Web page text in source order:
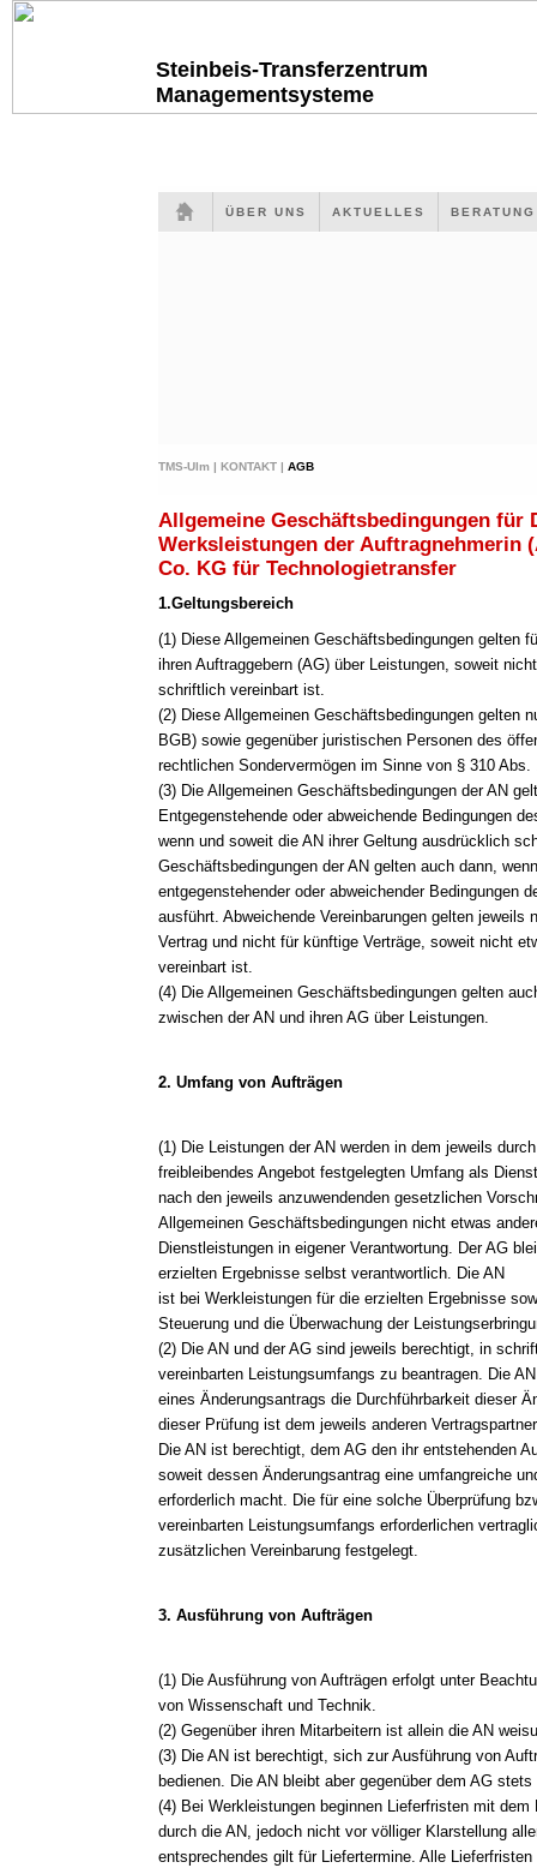
Steinbeis-Transferzentrum
Managementsysteme
ÜBER UNS AKTUELLES
TMS-Ulm | KONTAKT | AGB
Allgemeine Geschäftsbedingungen für
Werksleistungen der Auftragnehmerin
Co. KG für Technologietransfer
1.Geltungsbereich
(1) Diese Allgemeinen Geschäftsbedingungen gelten
ihren Auftraggebern (AG) über Leistungen, soweit
schriftlich vereinbart ist.
(2) Diese Allgemeinen Geschäftsbedingungen gelten
BGB) sowie gegenüber juristischen Personen des
rechtlichen Sondervermögen im Sinne von § 310
(3) Die Allgemeinen Geschäftsbedingungen der AN
Entgegenstehende oder abweichende Bedingungen
wenn und soweit die AN ihrer Geltung ausdrücklich
Geschäftsbedingungen der AN gelten auch dann,
entgegenstehender oder abweichender Bedingungen
ausführt. Abweichende Vereinbarungen gelten jeweils
Vertrag und nicht für künftige Verträge, soweit nicht
vereinbart ist.
(4) Die Allgemeinen Geschäftsbedingungen gelten
zwischen der AN und ihren AG über Leistungen.
2. Umfang von Aufträgen
(1) Die Leistungen der AN werden in dem jeweils
freibleibendes Angebot festgelegten Umfang als
nach den jeweils anzuwendenden gesetzlichen
Allgemeinen Geschäftsbedingungen nicht etwas
Dienstleistungen in eigener Verantwortung. Der AG
erzielten Ergebnisse selbst verantwortlich. Die AN
ist bei Werkleistungen für die erzielten Ergebnisse
Steuerung und die Überwachung der
(2) Die AN und der AG sind jeweils berechtigt, in
vereinbarten Leistungsumfangs zu beantragen. Die
eines Änderungsantrags die Durchführbarkeit dieser
dieser Prüfung ist dem jeweils anderen
Die AN ist berechtigt, dem AG den ihr entstehenden
soweit dessen Änderungsantrag eine umfangreiche
erforderlich macht. Die für eine solche Überprüfung
vereinbarten Leistungsumfangs erforderlichen
zusätzlichen Vereinbarung festgelegt.
3. Ausführung von Aufträgen
(1) Die Ausführung von Aufträgen erfolgt unter
von Wissenschaft und Technik.
(2) Gegenüber ihren Mitarbeitern ist allein die AN
(3) Die AN ist berechtigt, sich zur Ausführung von
bedienen. Die AN bleibt aber gegenüber dem AG
(4) Bei Werkleistungen beginnen Lieferfristen mit
durch die AN, jedoch nicht vor völliger Klarstellung
entsprechendes gilt für Liefertermine. Alle